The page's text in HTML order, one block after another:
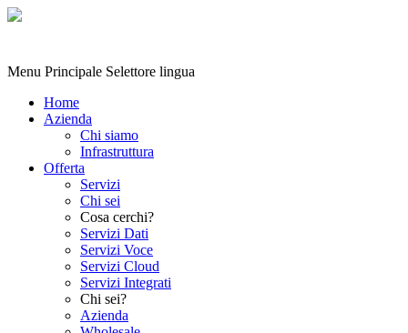
Menu Principale Selettore lingua
Home
Azienda
Chi siamo
Infrastruttura
Offerta
Servizi
Chi sei
Cosa cerchi?
Servizi Dati
Servizi Voce
Servizi Cloud
Servizi Integrati
Chi sei?
Azienda